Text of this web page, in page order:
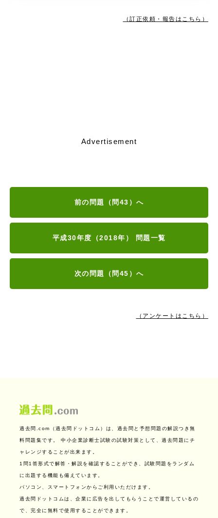
（訂正依頼・報告はこちら）
Advertisement
前の問題（問43）へ
平成30年度（2018年） 問題一覧
次の問題（問45）へ
（アンケートはこちら）
過去問.com（過去問ドットコム）は、過去問と予想問題の解説つき無
料問題集です。 中小企業診断士試験の試験対策として、過去問題にチ
ャレンジすることが出来ます。
1問1答形式で解答・解説を確認することができ、試験問題をランダム
に出題する機能も備えています。
パソコン、スマートフォンからご利用いただけます。
過去問ドットコムは、企業に広告を出してもらうことで運営しているの
で、完全に無料で使用することができます。